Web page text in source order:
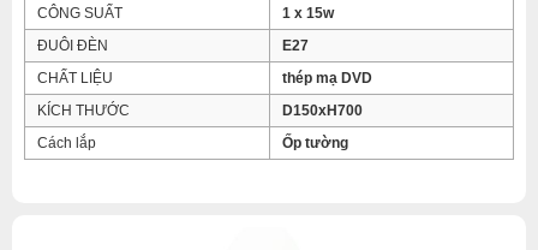
CÔNG SUẤT
1 x 15w
ĐUÔI ĐÈN
E27
CHẤT LIỆU
thép mạ DVD
KÍCH THƯỚC
D150xH700
Cách lắp
Ốp tường